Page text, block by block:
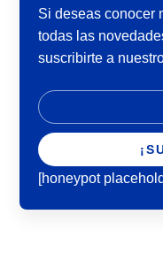
Si deseas conocer
todas las
suscribirte a
[honeypot